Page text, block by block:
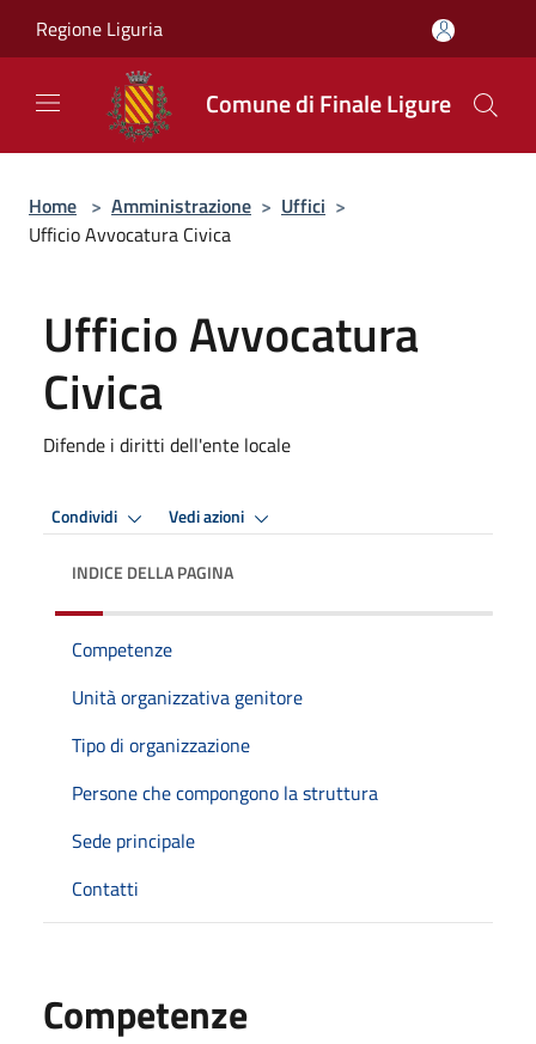
Regione Liguria
Comune di Finale Ligure
Home > Amministrazione > Uffici >
Ufficio Avvocatura Civica
Ufficio Avvocatura
Civica
Difende i diritti dell'ente locale
Condividi Vedi azioni
INDICE DELLA PAGINA
Competenze
Unità organizzativa genitore
Tipo di organizzazione
Persone che compongono la struttura
Sede principale
Contatti
Competenze